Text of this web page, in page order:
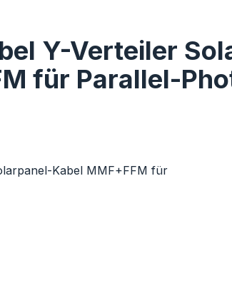
Y-Verteiler
für Parallel-